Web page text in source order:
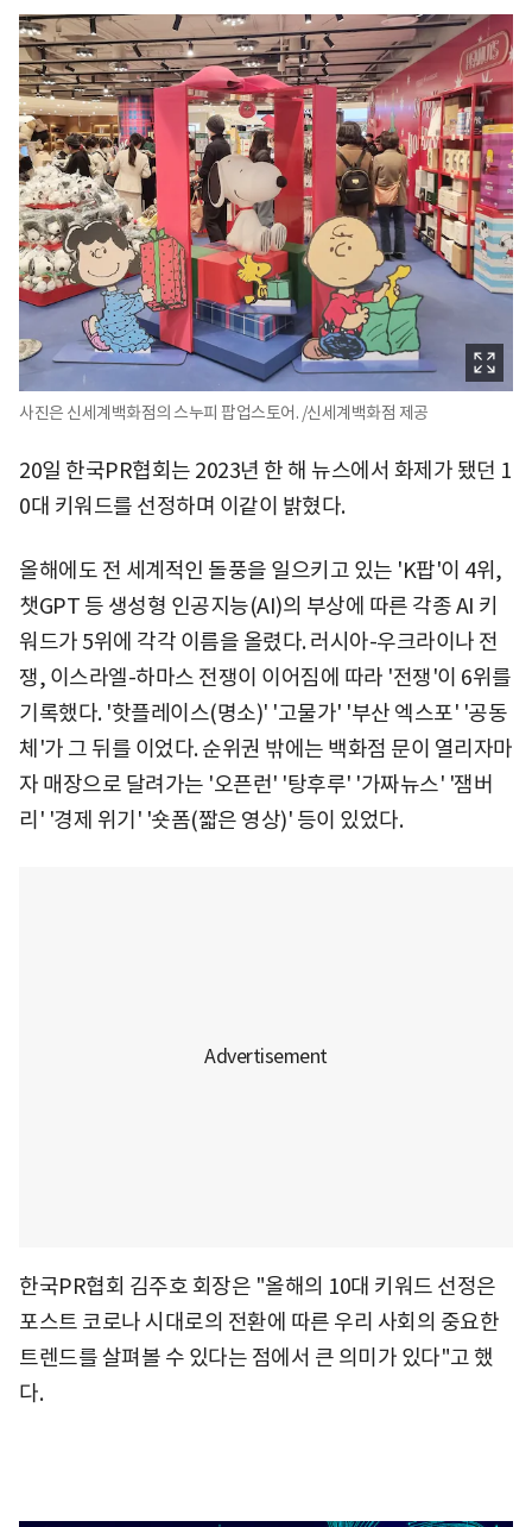
사진은 신세계백화점의 스누피 팝업스토어. /신세계백화점 제공
20일 한국PR협회는 2023년 한 해 뉴스에서 화제가 됐던 1
0대 키워드를 선정하며 이같이 밝혔다.
올해에도 전 세계적인 돌풍을 일으키고 있는 'K팝'이 4위,
챗GPT 등 생성형 인공지능(AI)의 부상에 따른 각종 AI 키
워드가 5위에 각각 이름을 올렸다. 러시아-우크라이나 전
쟁, 이스라엘-하마스 전쟁이 이어짐에 따라 '전쟁'이 6위를
기록했다. '핫플레이스(명소)' '고물가' '부산 엑스포' '공동
체'가 그 뒤를 이었다. 순위권 밖에는 백화점 문이 열리자마
자 매장으로 달려가는 '오픈런' '탕후루' '가짜뉴스' '잼버
리' '경제 위기' '숏폼(짧은 영상)' 등이 있었다.
한국PR협회 김주호 회장은 "올해의 10대 키워드 선정은
포스트 코로나 시대로의 전환에 따른 우리 사회의 중요한
트렌드를 살펴볼 수 있다는 점에서 큰 의미가 있다"고 했
다.